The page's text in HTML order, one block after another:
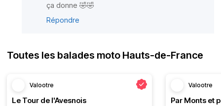
ça donne 🤣🤣
Répondre
Toutes les balades moto Hauts-de-France
Valootre
Le Tour de l'Avesnois
Valootre
Par Monts et